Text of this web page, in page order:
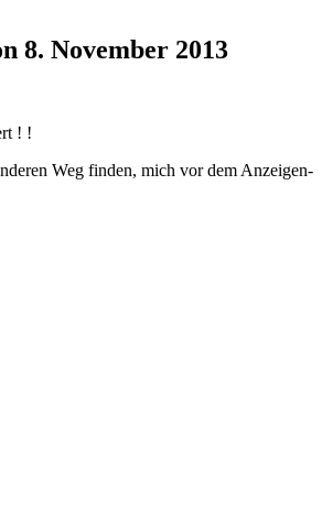
8. November 2013
! !
Weg finden, mich vor dem Anzeigen-